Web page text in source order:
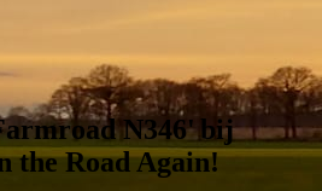
N346'bij
the Road Again!